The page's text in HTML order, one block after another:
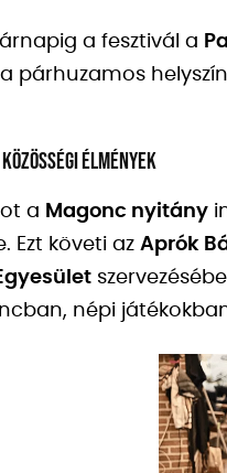
a fesztivál a
párhuzamos
élmények
a Magonc nyitány
Ezt követi az Aprók
népi